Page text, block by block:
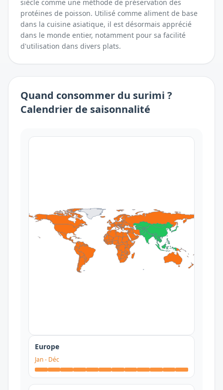
siècle comme une méthode de préservation des
protéines de poisson. Utilisé comme aliment de base
dans la cuisine asiatique, il est désormais apprécié
dans le monde entier, notamment pour sa facilité
d'utilisation dans divers plats.
Quand consommer du surimi ?
Calendrier de saisonnalité
Europe
Jan- Déc